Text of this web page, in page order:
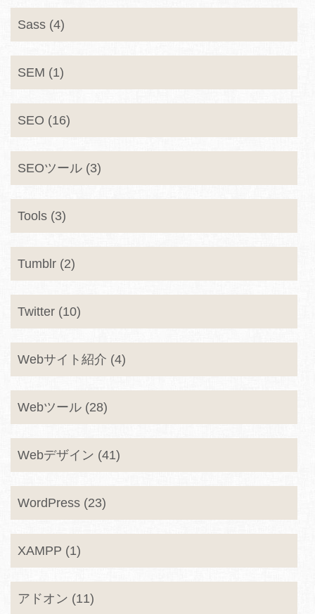
Sass (4)
SEM (1)
SEO (16)
SEOツール (3)
Tools (3)
Tumblr (2)
Twitter (10)
Webサイト紹介 (4)
Webツール (28)
Webデザイン (41)
WordPress (23)
XAMPP (1)
アドオン (11)